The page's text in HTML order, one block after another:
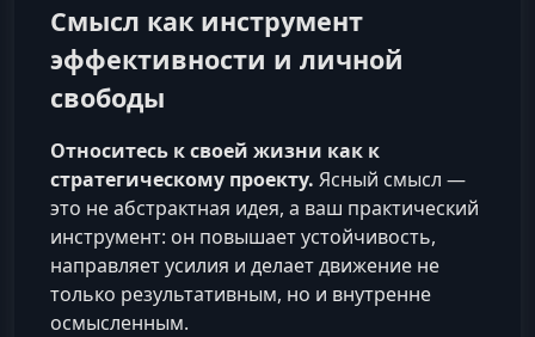
Смысл как инструмент
эффективности и личной
свободы
Относитесь к своей жизни как к
стратегическому проекту. Ясный смысл —
это не абстрактная идея, а ваш практический
инструмент: он повышает устойчивость,
направляет усилия и делает движение не
только результативным, но и внутренне
осмысленным.